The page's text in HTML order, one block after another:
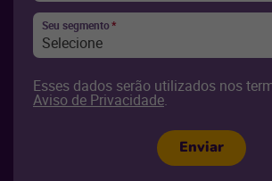
Seu segmento*
Selecione
Esses dados serão utilizados nos
Aviso de Privacidade.
Enviar